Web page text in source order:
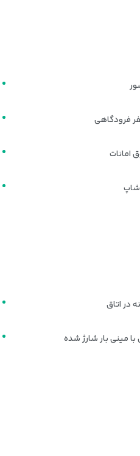
فرودگاهی
امانات
در اتاق
با مینی بار شارژ شده